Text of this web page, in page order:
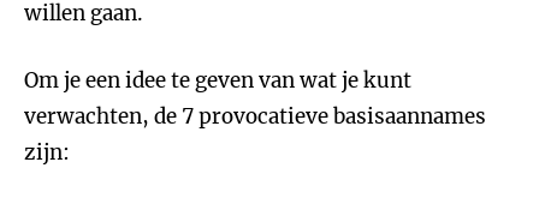
willen gaan.
Om je een idee te geven van wat je kunt
verwachten, de 7 provocatieve basisaannames
zijn: